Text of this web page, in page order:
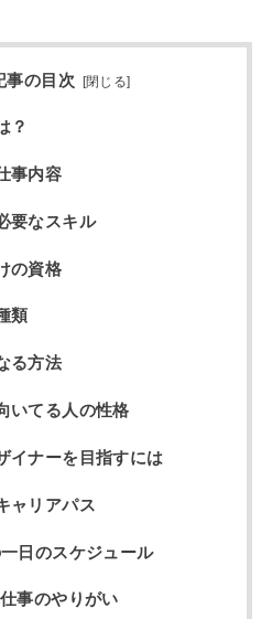
事の目次 [閉じる]
？
事内容
要なスキル
の資格
類
る方法
いてる人の性格
イナーを目指すには
ャリアパス
日のスケジュール
事のやりがい